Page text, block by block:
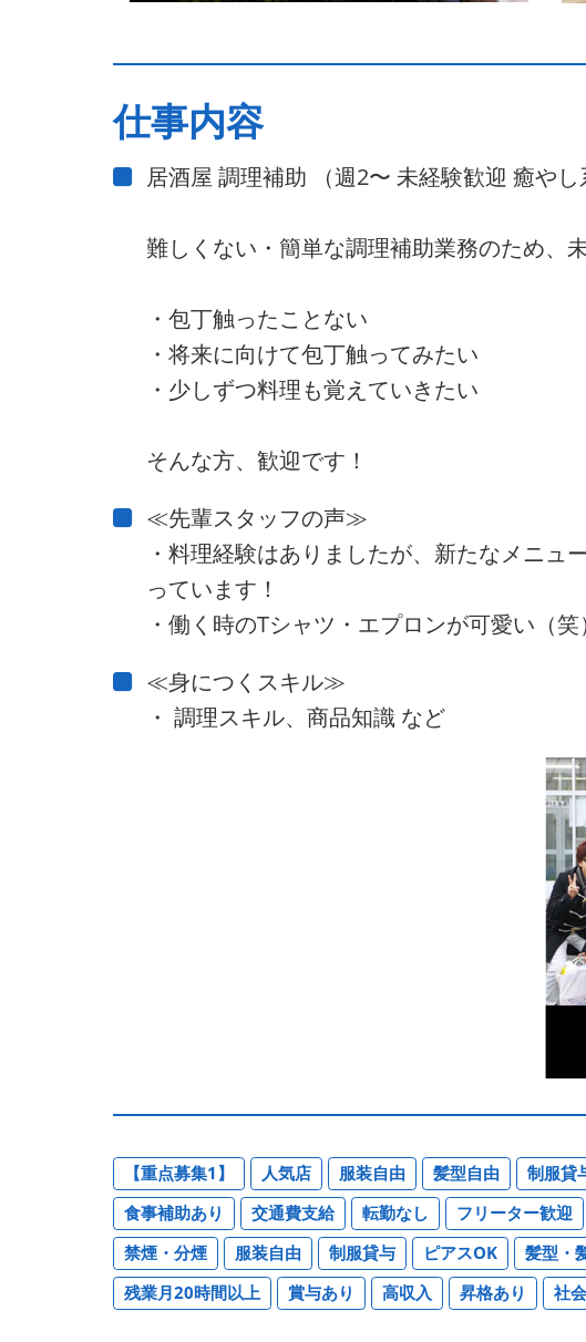
仕事内容
居酒屋 調理補助 （週2〜 未経験歓迎 癒や
難しくない・簡単な調理補助業務のため、
・包丁触ったことない
・将来に向けて包丁触ってみたい
・少しずつ料理も覚えていきたい
そんな方、歓迎です！
≪先輩スタッフの声≫
・料理経験はありましたが、新たなメニ
っています！
・働く時のTシャツ・エプロンが可愛い（笑）
≪身につくスキル≫
・ 調理スキル、商品知識 など
【重点募集1】 人気店 服装自由 髪型自由 制服貸
食事補助あり
交通費支給 転勤なし フリーター歓迎
禁煙・分煙
服装自由 制服貸与 ピアスOK 髪型・
残業月20時間以上
賞与あり 高収入 昇格あり 社